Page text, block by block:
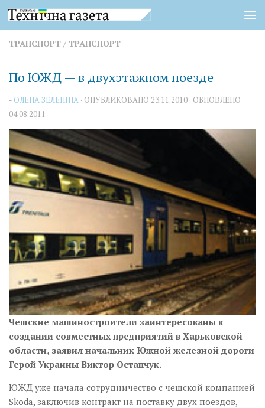
Перейти к содержимому
ТРАНСПОРТ / ТРАНСПОРТ
По ЮЖД — в двухэтажном поезде
- ОЛЕНА ЗЕЛЕНІНА · ОПУБЛИКОВАНО 23.11.2010 · ОБНОВЛЕНО
04.08.2011
Чешские машиностроители заинтересованы в
создании совместных предприятий в Харьковской
области, за­явил начальник Южной железной дороги
Герой Украины Виктор Остапчук.
ЮЖД уже начала сотрудничество с чешской компанией
Skoda, заключив контракт на поставку двух поездов,